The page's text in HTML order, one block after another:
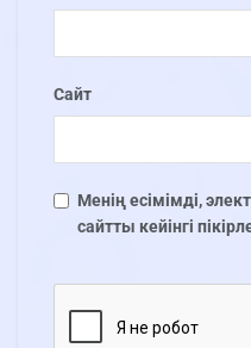
Сайт
Менің есімімді,
сайтты кейінгі